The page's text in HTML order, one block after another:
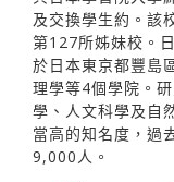
及交換學生約。該
第127所姊妹校。
於日本東京都豐島
理學等4個學院。
學、人文科學及自
當高的知名度，過
9,000人。